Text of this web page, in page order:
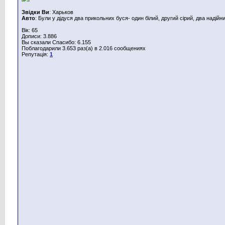
Звідки Ви: Харьков
Авто: Були у дідуся два прикольних буся- один білий, другий сірий, два
Вік: 65
Дописи: 3.886
Вы сказали Спасибо: 6.155
Поблагодарили 3.653 раз(а) в 2.016 сообщениях
Репутація: 1